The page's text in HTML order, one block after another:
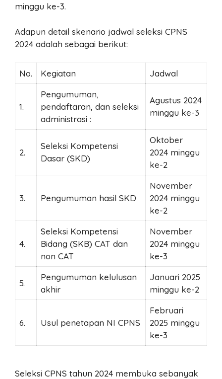
minggu ke-3.
Adapun detail skenario jadwal seleksi CPNS
2024 adalah sebagai berikut:
No. Kegiatan Jadwal
1.
Pengumuman,
pendaftaran, dan seleksi
administrasi :
Agustus 2024
minggu ke-3
2.
Seleksi Kompetensi
Dasar (SKD)
Oktober
2024 minggu
ke-2
3. Pengumuman hasil SKD
November
2024 minggu
ke-2
4.
Seleksi Kompetensi
Bidang (SKB) CAT dan
non CAT
November
2024 minggu
ke-3
5.
Pengumuman kelulusan
akhir
Januari 2025
minggu ke-2
6. Usul penetapan NI CPNS
Februari
2025 minggu
ke-3
Seleksi CPNS tahun 2024 membuka sebanyak